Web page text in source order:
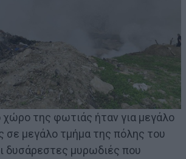
της φωτιάς ήταν για μεγάλο
σε μεγάλο τμήμα της πόλης του
δυσάρεστες μυρωδιές που